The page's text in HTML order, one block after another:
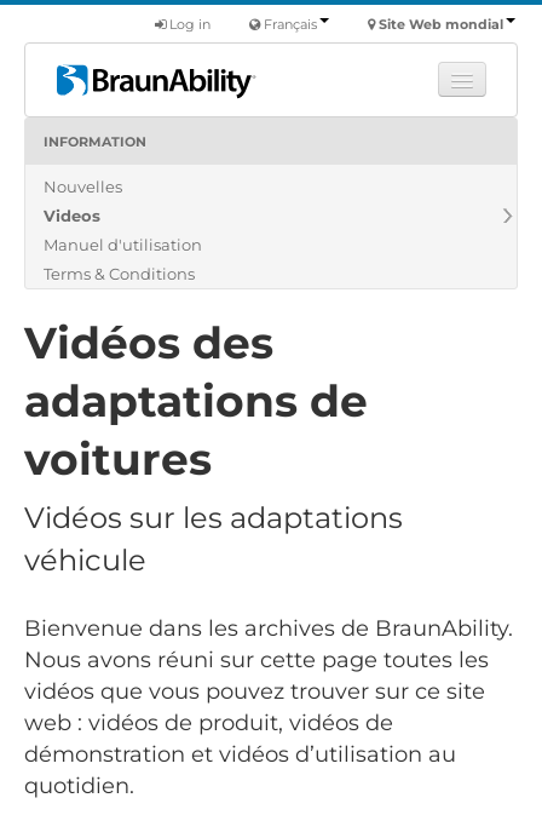
Site Web mondial
Français
Log in
Produits
Nous
Trouver un revendeur
INFORMATION
Nouvelles
Videos
Manuel d'utilisation
Terms & Conditions
Vidéos des
adaptations de
voitures
Vidéos sur les adaptations
véhicule
Bienvenue dans les archives de BraunAbility.
Nous avons réuni sur cette page toutes les
vidéos que vous pouvez trouver sur ce site
web : vidéos de produit, vidéos de
démonstration et vidéos d’utilisation au
quotidien.